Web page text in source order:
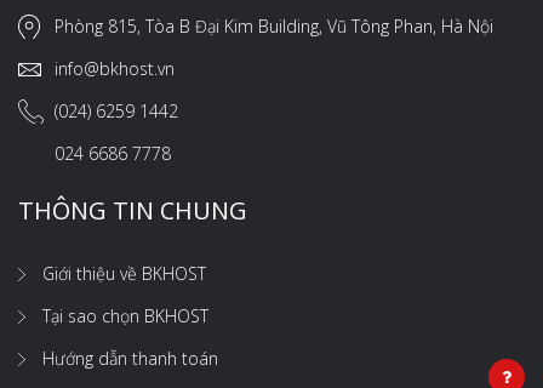
Phòng 815, Tòa B Đại Kim Building, Vũ Tông Phan, Hà Nội
info@bkhost.vn
(024) 6259 1442
024 6686 7778
THÔNG TIN CHUNG
Giới thiệu về BKHOST
Tại sao chọn BKHOST
Hướng dẫn thanh toán